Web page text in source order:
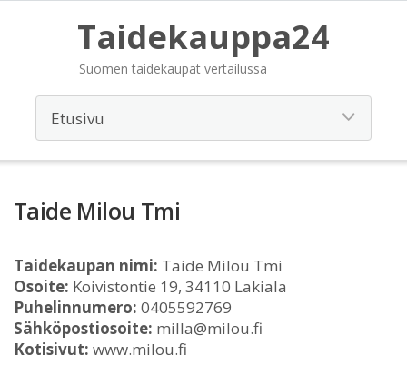
Taidekauppa24
Suomen taidekaupat vertailussa
Taide Milou Tmi
Taidekaupan nimi: Taide Milou Tmi
Osoite: Koivistontie 19, 34110 Lakiala
Puhelinnumero: 0405592769
Sähköpostiosoite: milla@milou.fi
Kotisivut: www.milou.fi